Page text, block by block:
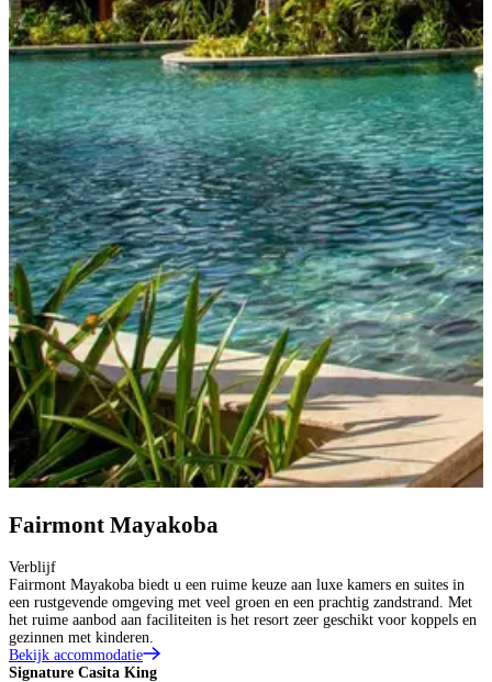
Fairmont Mayakoba
Verblijf
Fairmont Mayakoba biedt u een ruime keuze aan luxe kamers en suites in
een rustgevende omgeving met veel groen en een prachtig zandstrand. Met
het ruime aanbod aan faciliteiten is het resort zeer geschikt voor koppels en
gezinnen met kinderen.
Bekijk accommodatie
Signature Casita King